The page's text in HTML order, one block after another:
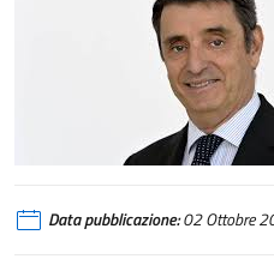
Data pubblicazione:02 Ottobre